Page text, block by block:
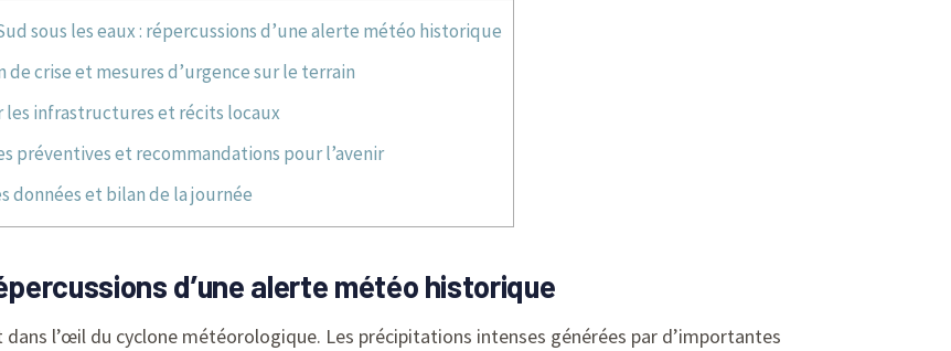
sous les eaux : répercussions d’une alerte météo historique
de crise et mesures d’urgence sur le terrain
les infrastructures et récits locaux
préventives et recommandations pour l’avenir
données et bilan de la journée
d’une alerte météo historique
l’œil du cyclone météorologique. Les précipitations intenses générées par d’importantes